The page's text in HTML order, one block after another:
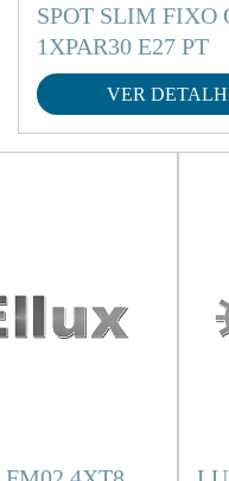
SPOT SLIM FIXO
1XPAR30 E27 PT
VER